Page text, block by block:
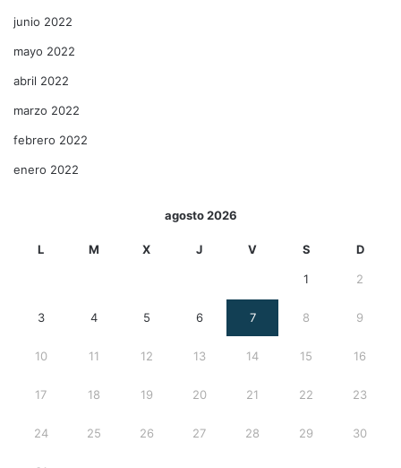
junio 2022
mayo 2022
abril 2022
marzo 2022
febrero 2022
enero 2022
agosto 2026
L M X J V S D
1 2
3 4 5 6 7 8 9
10 11 12 13 14 15 16
17 18 19 20 21 22 23
24 25 26 27 28 29 30